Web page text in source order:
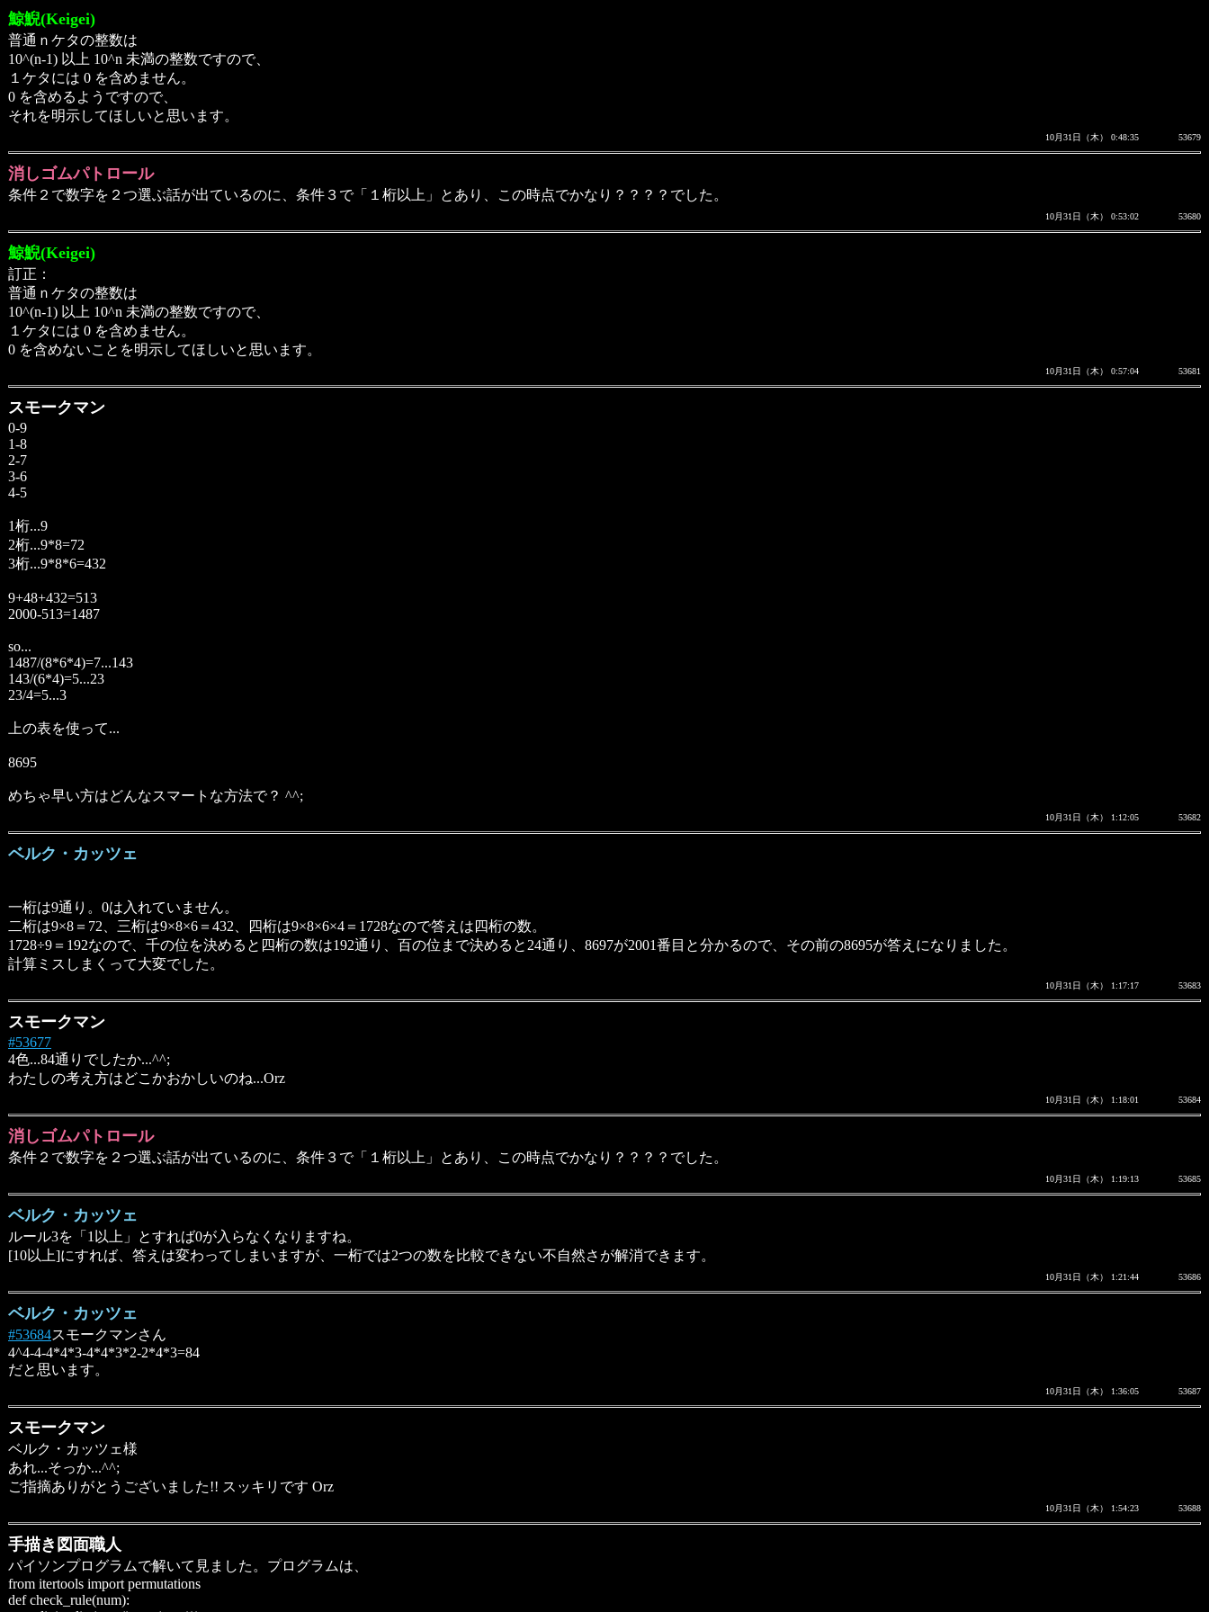
鯨鯢(Keigei)
普通ｎケタの整数は
10^(n-1) 以上 10^n 未満の整数ですので、
１ケタには 0 を含めません。
0 を含めるようですので、
それを明示してほしいと思います。
10月31日（木） 0:48:35 53679
消しゴムパトロール
条件２で数字を２つ選ぶ話が出ているのに、条件３で「１桁以上」とあり、この時点でかなり？？？？でした。
10月31日（木） 0:53:02 53680
鯨鯢(Keigei)
訂正：
普通ｎケタの整数は
10^(n-1) 以上 10^n 未満の整数ですので、
１ケタには 0 を含めません。
0 を含めないことを明示してほしいと思います。
10月31日（木） 0:57:04 53681
スモークマン
0-9
1-8
2-7
3-6
4-5
1桁...9
2桁...9*8=72
3桁...9*8*6=432
9+48+432=513
2000-513=1487
so...
1487/(8*6*4)=7...143
143/(6*4)=5...23
23/4=5...3
上の表を使って...
8695
めちゃ早い方はどんなスマートな方法で？ ^^;
10月31日（木） 1:12:05 53682
ベルク・カッツェ
一桁は9通り。0は入れていません。
二桁は9×8＝72、三桁は9×8×6＝432、四桁は9×8×6×4＝1728なので答えは四桁の数。
1728÷9＝192なので、千の位を決めると四桁の数は192通り、百の位まで決めると24通り、8697が2001番目と分かるので、その前の8695が答えになりました。
計算ミスしまくって大変でした。
10月31日（木） 1:17:17 53683
スモークマン
#53677
4色...84通りでしたか...^^;
わたしの考え方はどこかおかしいのね...Orz
10月31日（木） 1:18:01 53684
消しゴムパトロール
条件２で数字を２つ選ぶ話が出ているのに、条件３で「１桁以上」とあり、この時点でかなり？？？？でした。
10月31日（木） 1:19:13 53685
ベルク・カッツェ
ルール3を「1以上」とすれば0が入らなくなりますね。
[10以上]にすれば、答えは変わってしまいますが、一桁では2つの数を比較できない不自然さが解消できます。
10月31日（木） 1:21:44 53686
ベルク・カッツェ
#53684スモークマンさん
4^4-4-4*4*3-4*4*3*2-2*4*3=84
だと思います。
10月31日（木） 1:36:05 53687
スモークマン
ベルク・カッツェ様
あれ...そっか...^^;
ご指摘ありがとうございました!! スッキリです Orz
10月31日（木） 1:54:23 53688
手描き図面職人
パイソンプログラムで解いて見ました。プログラムは、
from itertools import permutations
def check_rule(num):